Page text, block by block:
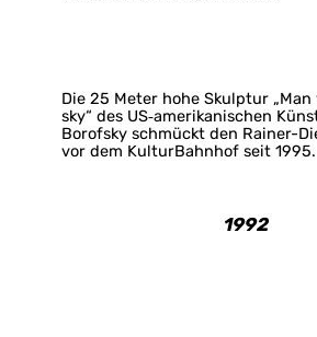
Die 25 Meter hohe Skulptur
sky“ des US‐amerikanischen
Borofsky schmückt den Rainer-
vor dem KulturBahnhof seit 1995.
1992